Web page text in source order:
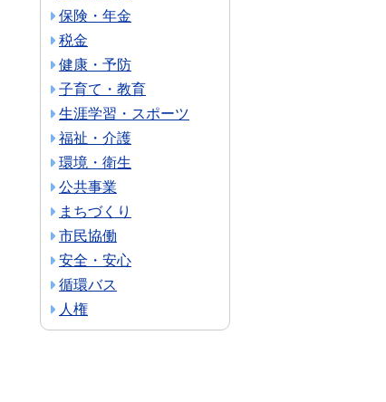
保険・年金
税金
健康・予防
子育て・教育
生涯学習・スポーツ
福祉・介護
環境・衛生
公共事業
まちづくり
市民協働
安全・安心
循環バス
人権